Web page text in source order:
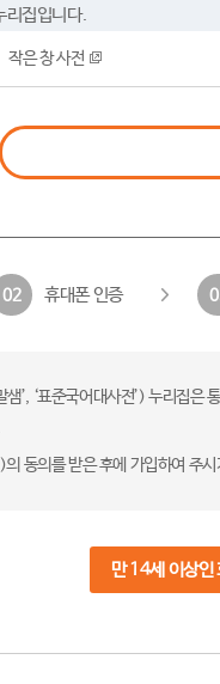
리집입니다.
작은 창 사전
02 휴대폰 인증
’, ‘표준국어대사전’) 누리집
동의를 받은 후에 가입하여 주
만 14세 이상인